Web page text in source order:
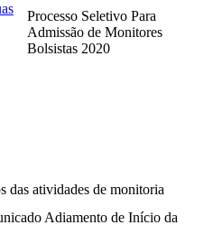
Processo Seletivo Para
Admissão de Monitores
Bolsistas 2020
das atividades de monitoria
Adiamento de Início da